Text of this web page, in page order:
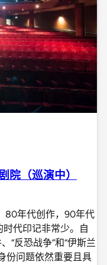
院（巡演中）
80年代创作，90年代
代印记非常少。自
“反恐战争”和“伊斯兰
份问题依然重要且具